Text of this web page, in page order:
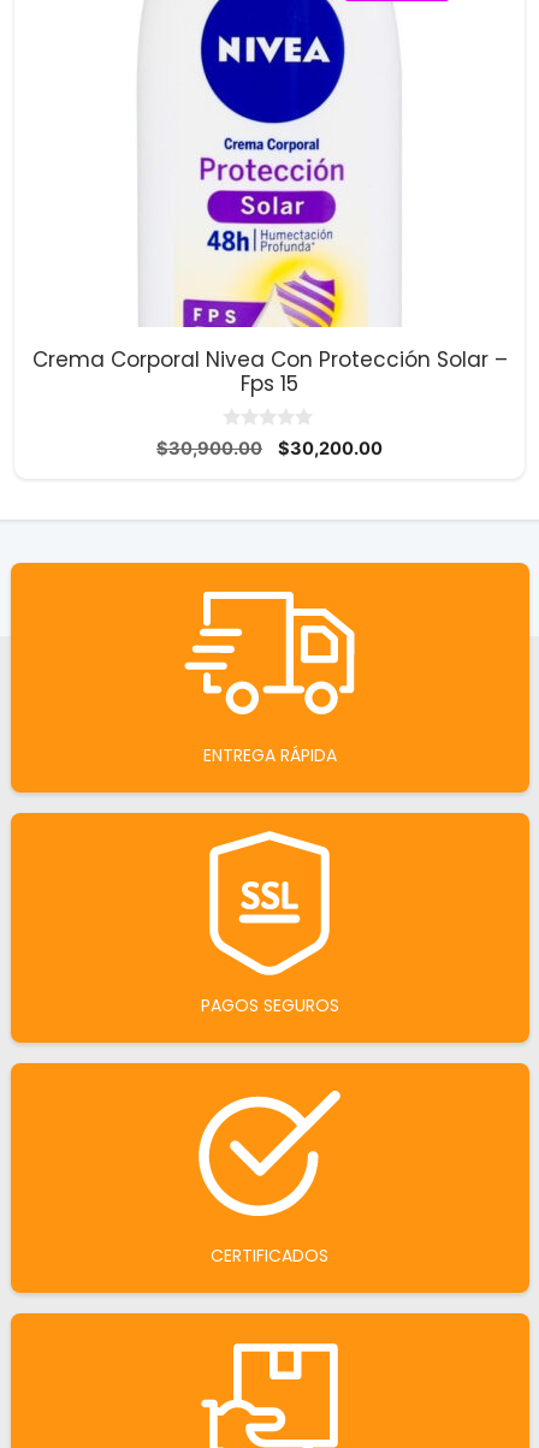
Crema Corporal Nivea Con Protección Solar –
Fps 15
0
d
$30,900.00
El
era:
$30,200.00El
es:
ENTREGA RÁPIDA
PAGOS SEGUROS
CERTIFICADOS